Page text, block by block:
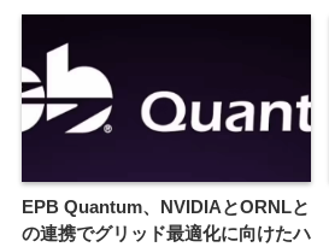
EPB Quantum、NVIDIAとORNLと
の連携でグリッド最適化に向けたハ